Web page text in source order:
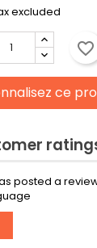
excluded
favorite_border
ce
posted a